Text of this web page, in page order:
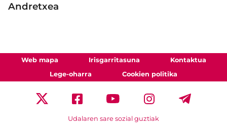
Andretxea
Web mapa Irisgarritasuna
Kontaktua
Lege-oharra
Cookien politika
Udalaren sare sozial guztiak